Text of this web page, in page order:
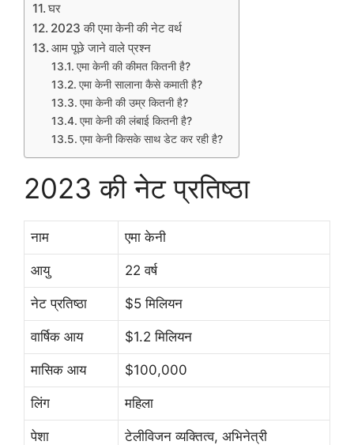
घर
2023 की एमा केनी की नेट वर्थ
आम पूछे जाने वाले प्रश्न
एमा केनी की कीमत कितनी है?
एमा केनी सालाना कैसे कमाती है?
एमा केनी की उम्र कितनी है?
एमा केनी की लंबाई कितनी है?
एमा केनी किसके साथ डेट कर रही है?
2023 की नेट प्रतिष्ठा
नाम एमा केनी
आयु 22 वर्ष
नेट प्रतिष्ठा $5 मिलियन
वार्षिक आय $1.2 मिलियन
मासिक आय $100,000
लिंग महिला
पेशा टेलीविजन व्यक्तित्व, अभिनेत्री